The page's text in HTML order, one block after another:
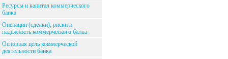
Ресурсы и капитал коммерческого
банка
Операции (сделки), риски и
надежность коммерческого банка
Основная цель коммерческой
деятельности банка